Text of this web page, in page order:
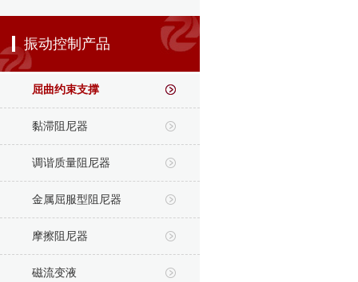
振动控制产品
屈曲约束支撑
黏滞阻尼器
调谐质量阻尼器
金属屈服型阻尼器
摩擦阻尼器
磁流变液